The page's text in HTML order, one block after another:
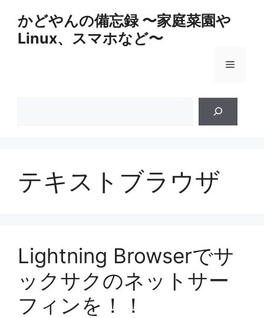
かどやんの備忘録 〜家庭菜園や
Linux、スマホなど〜
メ
ニ
テキストブラウザ
Lightning Browserでサ
ックサクのネットサー
フィンを！！